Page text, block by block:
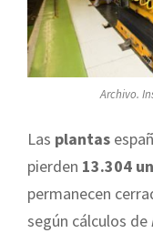
Archivo.
Las plantas
pierden 13.304
permanecen
según cálculos de